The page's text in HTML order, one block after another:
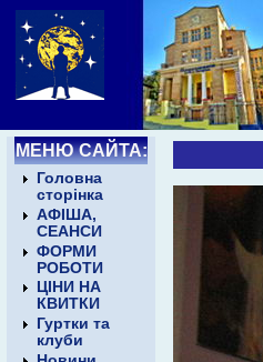
МЕНЮ САЙТА:
Головна
сторінка
АФІША,
СЕАНСИ
ФОРМИ
РОБОТИ
ЦІНИ НА
КВИТКИ
Гуртки та
клуби